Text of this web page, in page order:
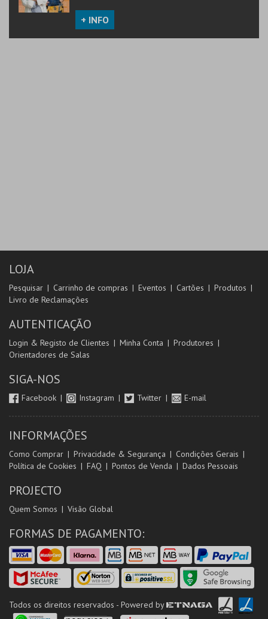
+ INFO
LOJA
Pesquisar Carrinho de compras Eventos Cartões
Produtos
Livro de Reclamações
AUTENTICAÇÃO
Login & Registo de Clientes Minha Conta
Produtores
Orientadores de Salas
SIGA-NOS
Facebook Instagram Twitter E-mail
INFORMAÇÕES
Como Comprar Privacidade & Segurança
Condições Gerais
Política de Cookies
FAQ Pontos de Venda Dados Pessoais
PROJECTO
Quem Somos Visão Global
FORMAS DE PAGAMENTO:
Todos os direitos reservados - Powered by ETNAGA